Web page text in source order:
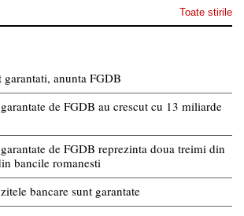
Toate stirile
anunta FGDB
de FGDB au crescut cu 13 miliarde
de FGDB reprezinta doua treimi din
bancile romanesti
bancare sunt garantate